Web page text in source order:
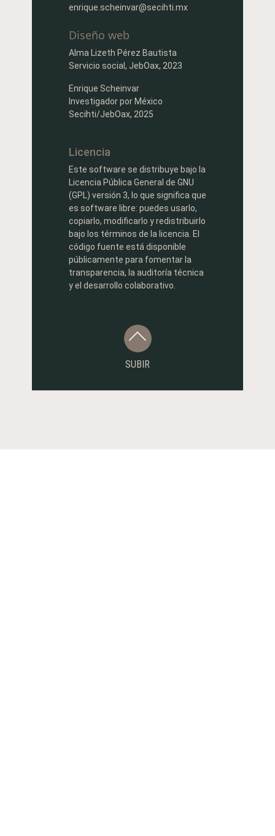
enrique.scheinvar@secihti.mx
Diseño web
Alma Lizeth Pérez Bautista
Servicio social, JebOax, 2023
Enrique Scheinvar
Investigador por México
Secihti/JebOax, 2025
Licencia
Este software se distribuye bajo la
Licencia Pública General de GNU
(GPL) versión 3, lo que significa que
es software libre: puedes usarlo,
copiarlo, modificarlo y redistribuirlo
bajo los términos de la licencia. El
código fuente está disponible
públicamente para fomentar la
transparencia, la auditoría técnica
y el desarrollo colaborativo.
SUBIR